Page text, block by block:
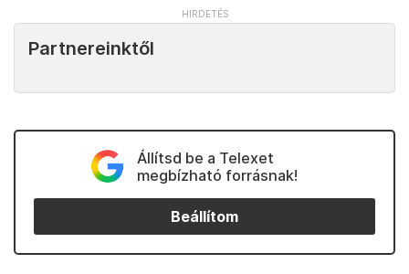
Partnereinktől
Állítsd be a Telexet
megbízható forrásnak!
Beállítom